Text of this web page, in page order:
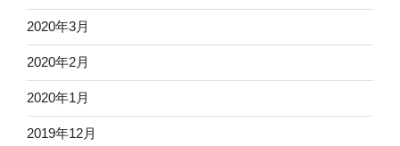
2020年3月
2020年2月
2020年1月
2019年12月